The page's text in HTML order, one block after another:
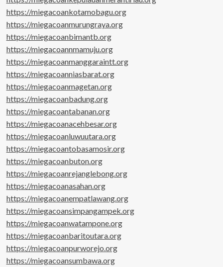
https://miegacoankotamobagu.org
https://miegacoanmurungraya.org
https://miegacoanbimantb.org
https://miegacoannmamuju.org
https://miegacoanmanggaraintt.org
https://miegacoanniasbarat.org
https://miegacoanmagetan.org
https://miegacoanbadung.org
https://miegacoantabanan.org
https://miegacoanacehbesar.org
https://miegacoanluwuutara.org
https://miegacoantobasamosir.org
https://miegacoanbuton.org
https://miegacoanrejanglebong.org
https://miegacoanasahan.org
https://miegacoanempatlawang.org
https://miegacoansimpangampek.org
https://miegacoanwatampone.org
https://miegacoanbaritoutara.org
https://miegacoanpurworejo.org
https://miegacoansumbawa.org